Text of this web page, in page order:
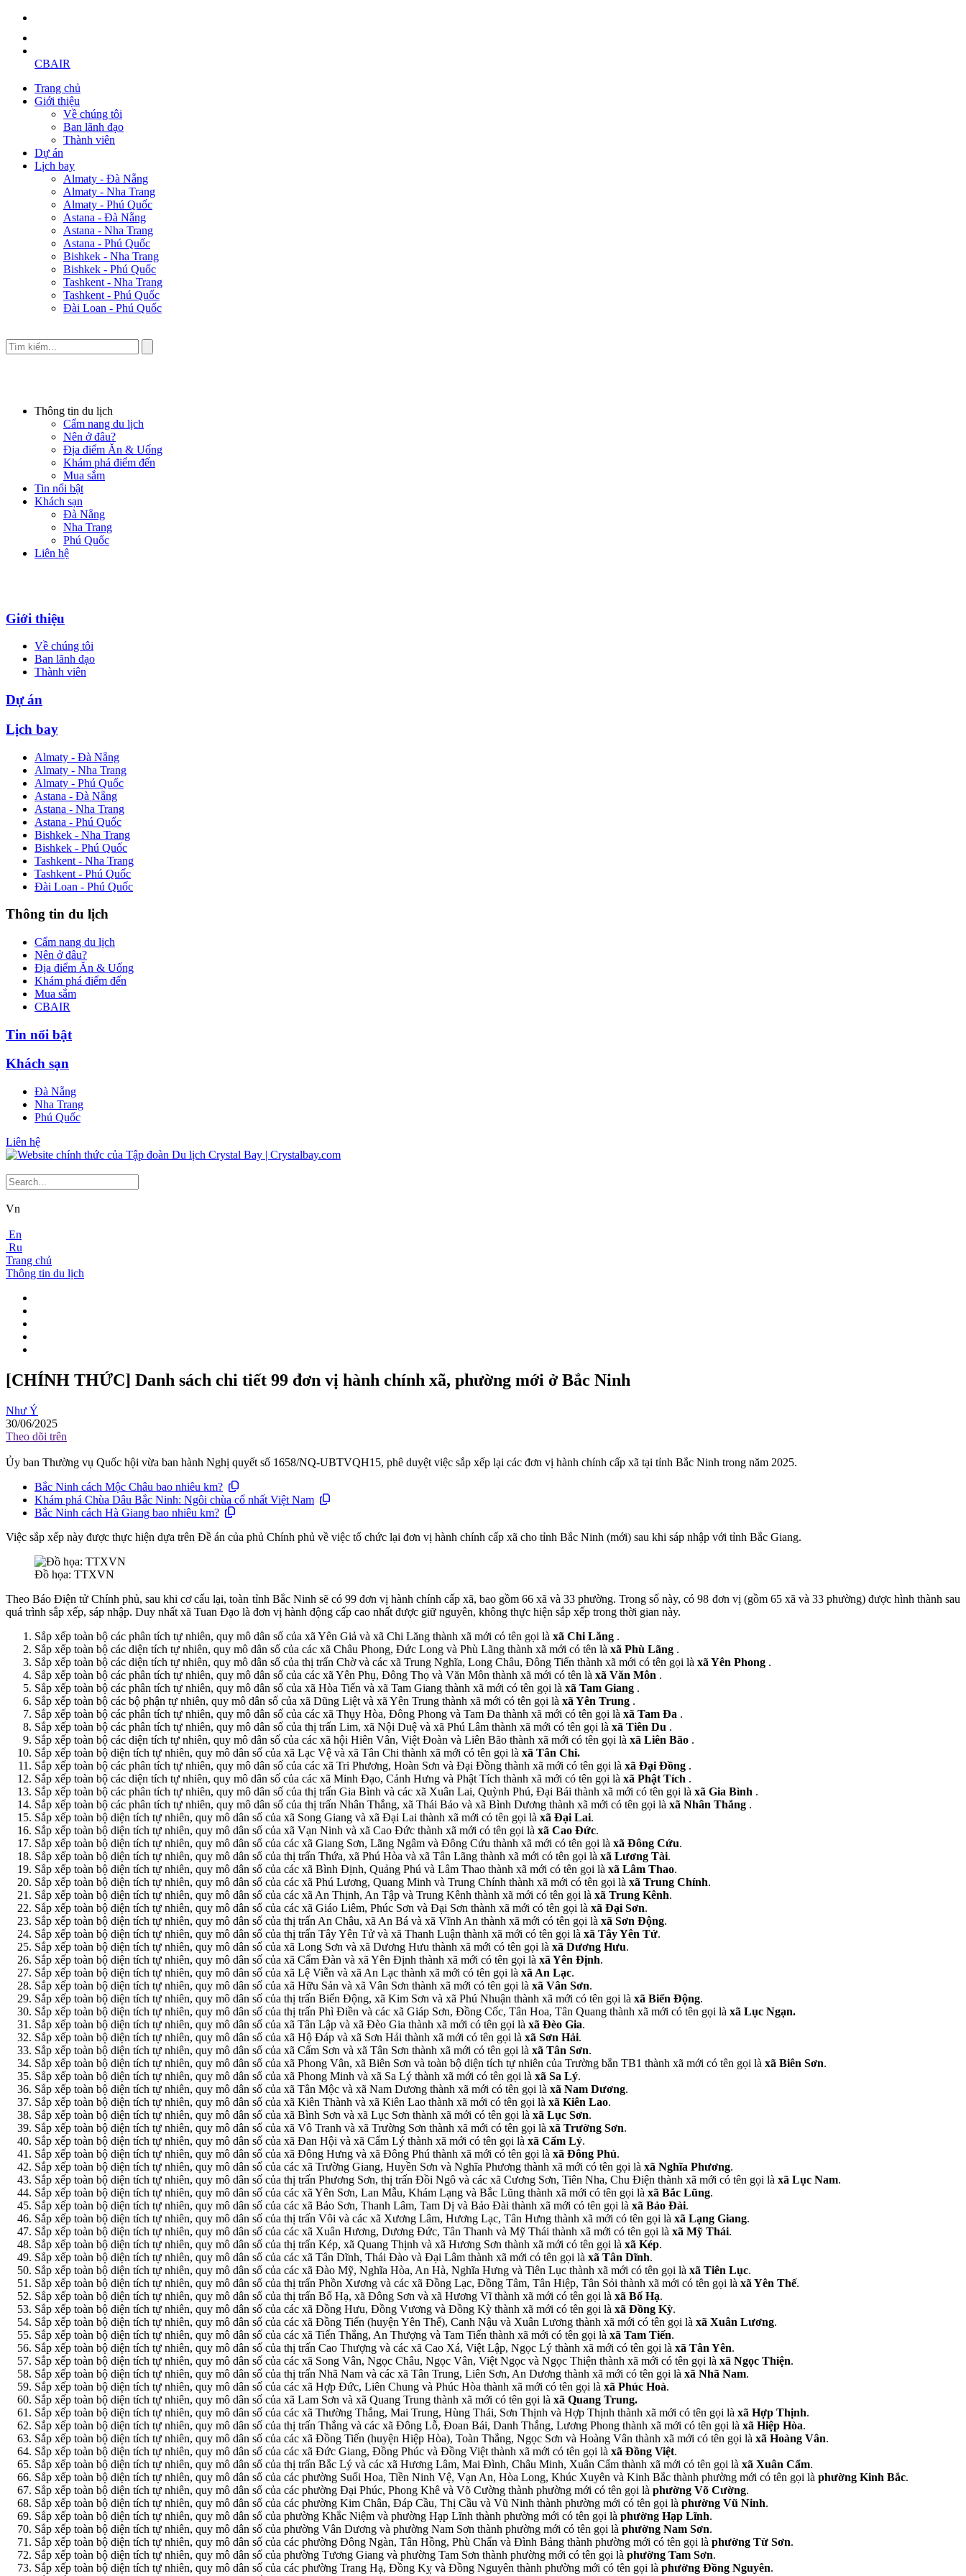
CBAIR
Trang chủ
Giới thiệu
Về chúng tôi
Ban lãnh đạo
Thành viên
Dự án
Lịch bay
Almaty - Đà Nẵng
Almaty - Nha Trang
Almaty - Phú Quốc
Astana - Đà Nẵng
Astana - Nha Trang
Astana - Phú Quốc
Bishkek - Nha Trang
Bishkek - Phú Quốc
Tashkent - Nha Trang
Tashkent - Phú Quốc
Đài Loan - Phú Quốc
Thông tin du lịch
Cẩm nang du lịch
Nên ở đâu?
Địa điểm Ăn & Uống
Khám phá điểm đến
Mua sắm
Tin nổi bật
Khách sạn
Đà Nẵng
Nha Trang
Phú Quốc
Liên hệ
Giới thiệu
Về chúng tôi
Ban lãnh đạo
Thành viên
Dự án
Lịch bay
Almaty - Đà Nẵng
Almaty - Nha Trang
Almaty - Phú Quốc
Astana - Đà Nẵng
Astana - Nha Trang
Astana - Phú Quốc
Bishkek - Nha Trang
Bishkek - Phú Quốc
Tashkent - Nha Trang
Tashkent - Phú Quốc
Đài Loan - Phú Quốc
Thông tin du lịch
Cẩm nang du lịch
Nên ở đâu?
Địa điểm Ăn & Uống
Khám phá điểm đến
Mua sắm
CBAIR
Tin nổi bật
Khách sạn
Đà Nẵng
Nha Trang
Phú Quốc
Liên hệ
Vn
En
Ru
Trang chủ
Thông tin du lịch
[CHÍNH THỨC] Danh sách chi tiết 99 đơn vị hành chính xã, phường mới ở Bắc Ninh
Như Ý
30/06/2025
Theo dõi trên
Ủy ban Thường vụ Quốc hội vừa ban hành Nghị quyết số 1658/NQ-UBTVQH15, phê duyệt việc sắp xếp lại các đơn vị hành chính cấp xã tại tỉnh Bắc Ninh trong năm 2025.
Bắc Ninh cách Mộc Châu bao nhiêu km?
Khám phá Chùa Dâu Bắc Ninh: Ngôi chùa cổ nhất Việt Nam
Bắc Ninh cách Hà Giang bao nhiêu km?
Việc sắp xếp này được thực hiện dựa trên Đề án của phủ Chính phủ về việc tổ chức lại đơn vị hành chính cấp xã cho tỉnh Bắc Ninh (mới) sau khi sáp nhập với tỉnh Bắc Giang.
Đồ họa: TTXVN
Theo Báo Điện tử Chính phủ, sau khi cơ cấu lại, toàn tỉnh Bắc Ninh sẽ có 99 đơn vị hành chính cấp xã, bao gồm 66 xã và 33 phường. Trong số này, có 98 đơn vị (gồm 65 xã và 33 phường) được hình thành sau
quá trình sắp xếp, sáp nhập. Duy nhất xã Tuan Đạo là đơn vị hành động cấp cao nhất được giữ nguyên, không thực hiện sắp xếp trong thời gian này.
Sắp xếp toàn bộ các phân tích tự nhiên, quy mô dân số của xã Yên Giả và xã Chi Lăng thành xã mới có tên gọi là xã Chi Lăng .
Sắp xếp toàn bộ các diện tích tự nhiên, quy mô dân số của các xã Châu Phong, Đức Long và Phù Lãng thành xã mới có tên là xã Phù Lãng .
Sắp xếp toàn bộ các diện tích tự nhiên, quy mô dân số của thị trấn Chờ và các xã Trung Nghĩa, Long Châu, Đông Tiến thành xã mới có tên gọi là xã Yên Phong .
Sắp xếp toàn bộ các phân tích tự nhiên, quy mô dân số của các xã Yên Phụ, Đông Thọ và Văn Môn thành xã mới có tên là xã Văn Môn .
Sắp xếp toàn bộ các phân tích tự nhiên, quy mô dân số của xã Hòa Tiến và xã Tam Giang thành xã mới có tên gọi là xã Tam Giang .
Sắp xếp toàn bộ các bộ phận tự nhiên, quy mô dân số của xã Dũng Liệt và xã Yên Trung thành xã mới có tên gọi là xã Yên Trung .
Sắp xếp toàn bộ các phân tích tự nhiên, quy mô dân số của các xã Thụy Hòa, Đông Phong và Tam Đa thành xã mới có tên gọi là xã Tam Đa .
Sắp xếp toàn bộ các phân tích tự nhiên, quy mô dân số của thị trấn Lim, xã Nội Duệ và xã Phú Lâm thành xã mới có tên gọi là xã Tiên Du .
Sắp xếp toàn bộ các diện tích tự nhiên, quy mô dân số của các xã hội Hiên Vân, Việt Đoàn và Liên Bão thành xã mới có tên gọi là xã Liên Bão .
Sắp xếp toàn bộ diện tích tự nhiên, quy mô dân số của xã Lạc Vệ và xã Tân Chi thành xã mới có tên gọi là xã Tân Chi.
Sắp xếp toàn bộ các phân tích tự nhiên, quy mô dân số của các xã Tri Phương, Hoàn Sơn và Đại Đồng thành xã mới có tên gọi là xã Đại Đồng .
Sắp xếp toàn bộ các diện tích tự nhiên, quy mô dân số của các xã Minh Đạo, Cảnh Hưng và Phật Tích thành xã mới có tên gọi là xã Phật Tích .
Sắp xếp toàn bộ các phân tích tự nhiên, quy mô dân số của thị trấn Gia Bình và các xã Xuân Lai, Quỳnh Phú, Đại Bái thành xã mới có tên gọi là xã Gia Bình .
Sắp xếp toàn bộ các phân tích tự nhiên, quy mô dân số của thị trấn Nhân Thắng, xã Thái Bảo và xã Bình Dương thành xã mới có tên gọi là xã Nhân Thắng .
Sắp xếp toàn bộ diện tích tự nhiên, quy mô dân số của xã Song Giang và xã Đại Lai thành xã mới có tên gọi là xã Đại Lai.
Sắp xếp toàn bộ diện tích tự nhiên, quy mô dân số của xã Vạn Ninh và xã Cao Đức thành xã mới có tên gọi là xã Cao Đức.
Sắp xếp toàn bộ diện tích tự nhiên, quy mô dân số của các xã Giang Sơn, Lãng Ngâm và Đông Cứu thành xã mới có tên gọi là xã Đông Cứu.
Sắp xếp toàn bộ diện tích tự nhiên, quy mô dân số của thị trấn Thứa, xã Phú Hòa và xã Tân Lãng thành xã mới có tên gọi là xã Lương Tài.
Sắp xếp toàn bộ diện tích tự nhiên, quy mô dân số của các xã Bình Định, Quảng Phú và Lâm Thao thành xã mới có tên gọi là xã Lâm Thao.
Sắp xếp toàn bộ diện tích tự nhiên, quy mô dân số của các xã Phú Lương, Quang Minh và Trung Chính thành xã mới có tên gọi là xã Trung Chính.
Sắp xếp toàn bộ diện tích tự nhiên, quy mô dân số của các xã An Thịnh, An Tập và Trung Kênh thành xã mới có tên gọi là xã Trung Kênh.
Sắp xếp toàn bộ diện tích tự nhiên, quy mô dân số của các xã Giáo Liêm, Phúc Sơn và Đại Sơn thành xã mới có tên gọi là xã Đại Sơn.
Sắp xếp toàn bộ diện tích tự nhiên, quy mô dân số của thị trấn An Châu, xã An Bá và xã Vĩnh An thành xã mới có tên gọi là xã Sơn Động.
Sắp xếp toàn bộ diện tích tự nhiên, quy mô dân số của thị trấn Tây Yên Tử và xã Thanh Luận thành xã mới có tên gọi là xã Tây Yên Tử.
Sắp xếp toàn bộ diện tích tự nhiên, quy mô dân số của xã Long Sơn và xã Dương Hưu thành xã mới có tên gọi là xã Dương Hưu.
Sắp xếp toàn bộ diện tích tự nhiên, quy mô dân số của xã Cẩm Đàn và xã Yên Định thành xã mới có tên gọi là xã Yên Định.
Sắp xếp toàn bộ diện tích tự nhiên, quy mô dân số của xã Lệ Viễn và xã An Lạc thành xã mới có tên gọi là xã An Lạc.
Sắp xếp toàn bộ diện tích tự nhiên, quy mô dân số của xã Hữu Sản và xã Vân Sơn thành xã mới có tên gọi là xã Vân Sơn.
Sắp xếp toàn bộ diện tích tự nhiên, quy mô dân số của thị trấn Biển Động, xã Kim Sơn và xã Phú Nhuận thành xã mới có tên gọi là xã Biển Động.
Sắp xếp toàn bộ diện tích tự nhiên, quy mô dân số của thị trấn Phì Điền và các xã Giáp Sơn, Đồng Cốc, Tân Hoa, Tân Quang thành xã mới có tên gọi là xã Lục Ngạn.
Sắp xếp toàn bộ diện tích tự nhiên, quy mô dân số của xã Tân Lập và xã Đèo Gia thành xã mới có tên gọi là xã Đèo Gia.
Sắp xếp toàn bộ diện tích tự nhiên, quy mô dân số của xã Hộ Đáp và xã Sơn Hải thành xã mới có tên gọi là xã Sơn Hải.
Sắp xếp toàn bộ diện tích tự nhiên, quy mô dân số của xã Cấm Sơn và xã Tân Sơn thành xã mới có tên gọi là xã Tân Sơn.
Sắp xếp toàn bộ diện tích tự nhiên, quy mô dân số của xã Phong Vân, xã Biên Sơn và toàn bộ diện tích tự nhiên của Trường bắn TB1 thành xã mới có tên gọi là xã Biên Sơn.
Sắp xếp toàn bộ diện tích tự nhiên, quy mô dân số của xã Phong Minh và xã Sa Lý thành xã mới có tên gọi là xã Sa Lý.
Sắp xếp toàn bộ diện tích tự nhiên, quy mô dân số của xã Tân Mộc và xã Nam Dương thành xã mới có tên gọi là xã Nam Dương.
Sắp xếp toàn bộ diện tích tự nhiên, quy mô dân số của xã Kiên Thành và xã Kiên Lao thành xã mới có tên gọi là xã Kiên Lao.
Sắp xếp toàn bộ diện tích tự nhiên, quy mô dân số của xã Bình Sơn và xã Lục Sơn thành xã mới có tên gọi là xã Lục Sơn.
Sắp xếp toàn bộ diện tích tự nhiên, quy mô dân số của xã Vô Tranh và xã Trường Sơn thành xã mới có tên gọi là xã Trường Sơn.
Sắp xếp toàn bộ diện tích tự nhiên, quy mô dân số của xã Đan Hội và xã Cẩm Lý thành xã mới có tên gọi là xã Cẩm Lý.
Sắp xếp toàn bộ diện tích tự nhiên, quy mô dân số của xã Đông Hưng và xã Đông Phú thành xã mới có tên gọi là xã Đông Phú.
Sắp xếp toàn bộ diện tích tự nhiên, quy mô dân số của các xã Trường Giang, Huyền Sơn và Nghĩa Phương thành xã mới có tên gọi là xã Nghĩa Phương.
Sắp xếp toàn bộ diện tích tự nhiên, quy mô dân số của thị trấn Phương Sơn, thị trấn Đồi Ngô và các xã Cương Sơn, Tiên Nha, Chu Điện thành xã mới có tên gọi là xã Lục Nam.
Sắp xếp toàn bộ diện tích tự nhiên, quy mô dân số của các xã Yên Sơn, Lan Mẫu, Khám Lạng và Bắc Lũng thành xã mới có tên gọi là xã Bắc Lũng.
Sắp xếp toàn bộ diện tích tự nhiên, quy mô dân số của các xã Bảo Sơn, Thanh Lâm, Tam Dị và Bảo Đài thành xã mới có tên gọi là xã Bảo Đài.
Sắp xếp toàn bộ diện tích tự nhiên, quy mô dân số của thị trấn Vôi và các xã Xương Lâm, Hương Lạc, Tân Hưng thành xã mới có tên gọi là xã Lạng Giang.
Sắp xếp toàn bộ diện tích tự nhiên, quy mô dân số của các xã Xuân Hương, Dương Đức, Tân Thanh và Mỹ Thái thành xã mới có tên gọi là xã Mỹ Thái.
Sắp xếp toàn bộ diện tích tự nhiên, quy mô dân số của thị trấn Kép, xã Quang Thịnh và xã Hương Sơn thành xã mới có tên gọi là xã Kép.
Sắp xếp toàn bộ diện tích tự nhiên, quy mô dân số của các xã Tân Dĩnh, Thái Đào và Đại Lâm thành xã mới có tên gọi là xã Tân Dĩnh.
Sắp xếp toàn bộ diện tích tự nhiên, quy mô dân số của các xã Đào Mỹ, Nghĩa Hòa, An Hà, Nghĩa Hưng và Tiên Lục thành xã mới có tên gọi là xã Tiên Lục.
Sắp xếp toàn bộ diện tích tự nhiên, quy mô dân số của thị trấn Phồn Xương và các xã Đồng Lạc, Đồng Tâm, Tân Hiệp, Tân Sỏi thành xã mới có tên gọi là xã Yên Thế.
Sắp xếp toàn bộ diện tích tự nhiên, quy mô dân số của thị trấn Bố Hạ, xã Đông Sơn và xã Hương Vĩ thành xã mới có tên gọi là xã Bố Hạ.
Sắp xếp toàn bộ diện tích tự nhiên, quy mô dân số của các xã Đồng Hưu, Đồng Vương và Đồng Kỳ thành xã mới có tên gọi là xã Đồng Kỳ.
Sắp xếp toàn bộ diện tích tự nhiên, quy mô dân số của các xã Đồng Tiến (huyện Yên Thế), Canh Nậu và Xuân Lương thành xã mới có tên gọi là xã Xuân Lương.
Sắp xếp toàn bộ diện tích tự nhiên, quy mô dân số của các xã Tiến Thắng, An Thượng và Tam Tiến thành xã mới có tên gọi là xã Tam Tiến.
Sắp xếp toàn bộ diện tích tự nhiên, quy mô dân số của thị trấn Cao Thượng và các xã Cao Xá, Việt Lập, Ngọc Lý thành xã mới có tên gọi là xã Tân Yên.
Sắp xếp toàn bộ diện tích tự nhiên, quy mô dân số của các xã Song Vân, Ngọc Châu, Ngọc Vân, Việt Ngọc và Ngọc Thiện thành xã mới có tên gọi là xã Ngọc Thiện.
Sắp xếp toàn bộ diện tích tự nhiên, quy mô dân số của thị trấn Nhã Nam và các xã Tân Trung, Liên Sơn, An Dương thành xã mới có tên gọi là xã Nhã Nam.
Sắp xếp toàn bộ diện tích tự nhiên, quy mô dân số của các xã Hợp Đức, Liên Chung và Phúc Hòa thành xã mới có tên gọi là xã Phúc Hoà.
Sắp xếp toàn bộ diện tích tự nhiên, quy mô dân số của xã Lam Sơn và xã Quang Trung thành xã mới có tên gọi là xã Quang Trung.
Sắp xếp toàn bộ diện tích tự nhiên, quy mô dân số của các xã Thường Thắng, Mai Trung, Hùng Thái, Sơn Thịnh và Hợp Thịnh thành xã mới có tên gọi là xã Hợp Thịnh.
Sắp xếp toàn bộ diện tích tự nhiên, quy mô dân số của thị trấn Thắng và các xã Đông Lỗ, Đoan Bái, Danh Thắng, Lương Phong thành xã mới có tên gọi là xã Hiệp Hòa.
Sắp xếp toàn bộ diện tích tự nhiên, quy mô dân số của các xã Đồng Tiến (huyện Hiệp Hòa), Toàn Thắng, Ngọc Sơn và Hoàng Vân thành xã mới có tên gọi là xã Hoàng Vân.
Sắp xếp toàn bộ diện tích tự nhiên, quy mô dân số của các xã Đức Giang, Đồng Phúc và Đồng Việt thành xã mới có tên gọi là xã Đồng Việt.
Sắp xếp toàn bộ diện tích tự nhiên, quy mô dân số của thị trấn Bắc Lý và các xã Hương Lâm, Mai Đình, Châu Minh, Xuân Cẩm thành xã mới có tên gọi là xã Xuân Cẩm.
Sắp xếp toàn bộ diện tích tự nhiên, quy mô dân số của các phường Suối Hoa, Tiền Ninh Vệ, Vạn An, Hòa Long, Khúc Xuyên và Kinh Bắc thành phường mới có tên gọi là phường Kinh Bắc.
Sắp xếp toàn bộ diện tích tự nhiên, quy mô dân số của các phường Đại Phúc, Phong Khê và Võ Cường thành phường mới có tên gọi là phường Võ Cường.
Sắp xếp toàn bộ diện tích tự nhiên, quy mô dân số của các phường Kim Chân, Đáp Cầu, Thị Cầu và Vũ Ninh thành phường mới có tên gọi là phường Vũ Ninh.
Sắp xếp toàn bộ diện tích tự nhiên, quy mô dân số của phường Khắc Niệm và phường Hạp Lĩnh thành phường mới có tên gọi là phường Hạp Lĩnh.
Sắp xếp toàn bộ diện tích tự nhiên, quy mô dân số của phường Vân Dương và phường Nam Sơn thành phường mới có tên gọi là phường Nam Sơn.
Sắp xếp toàn bộ diện tích tự nhiên, quy mô dân số của các phường Đông Ngàn, Tân Hồng, Phù Chẩn và Đình Bảng thành phường mới có tên gọi là phường Từ Sơn.
Sắp xếp toàn bộ diện tích tự nhiên, quy mô dân số của phường Tương Giang và phường Tam Sơn thành phường mới có tên gọi là phường Tam Sơn.
Sắp xếp toàn bộ diện tích tự nhiên, quy mô dân số của các phường Trang Hạ, Đồng Kỵ và Đồng Nguyên thành phường mới có tên gọi là phường Đồng Nguyên.